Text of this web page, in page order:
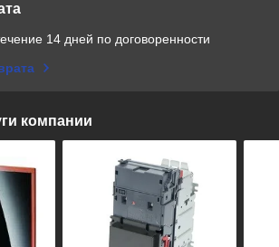
14 дней по договоренности
компании